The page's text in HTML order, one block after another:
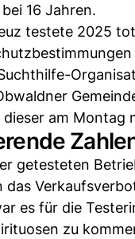
16 Jahren.
testete 2025
am Montag
getesteten
das
es für die
zu